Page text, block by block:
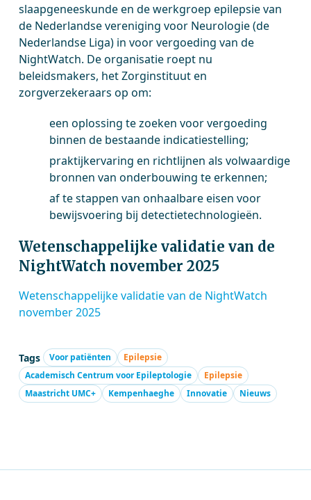
slaapgeneeskunde en de werkgroep epilepsie van
de Nederlandse vereniging voor Neurologie (de
Nederlandse Liga) in voor vergoeding van de
NightWatch. De organisatie roept nu
beleidsmakers, het Zorginstituut en
zorgverzekeraars op om:
een oplossing te zoeken voor vergoeding
binnen de bestaande indicatiestelling;
praktijkervaring en richtlijnen als volwaardige
bronnen van onderbouwing te erkennen;
af te stappen van onhaalbare eisen voor
bewijsvoering bij detectietechnologieën.
Wetenschappelijke validatie van de
NightWatch november 2025
Wetenschappelijke validatie van de NightWatch
november 2025
Tags Voor patiënten
Epilepsie
Academisch Centrum voor Epileptologie
Epilepsie
Maastricht UMC+
Kempenhaeghe Innovatie Nieuws